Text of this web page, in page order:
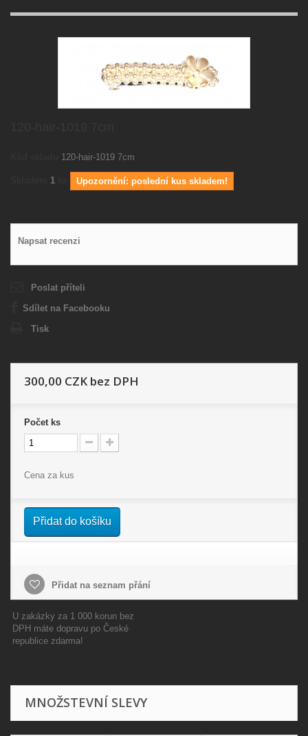
120-hair-1019 7cm
1 Upozornění: poslední kus skladem!
Napsat recenzi
Poslat příteli
Sdílet na Facebooku
Tisk
300,00 CZK bez DPH
Počet ks
Cena za kus
Přidat do košíku
Přidat na seznam přání
U zakázky za 1 000 korun bez
DPH máte dopravu po České
republice zdarma!
MNOŽSTEVNÍ SLEVY